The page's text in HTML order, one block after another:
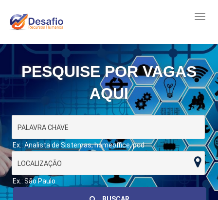
PESQUISE POR VAGAS
AQUI
Ex.: Analista de Sistemas, homeoffice, pcd
Ex.: São Paulo